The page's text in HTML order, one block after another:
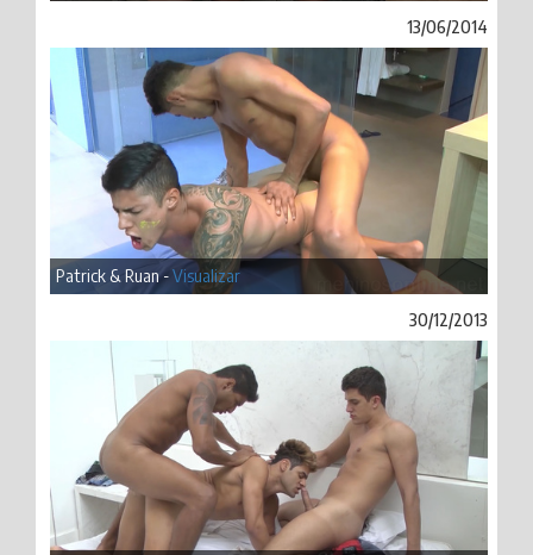
13/06/2014
Patrick & Ruan -Visualizar
30/12/2013